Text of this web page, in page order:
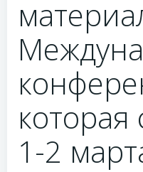
которая
1-2